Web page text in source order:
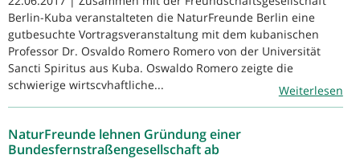
Berlin-Kuba veranstalteten die NaturFreunde Berlin eine
gutbesuchte Vortragsveranstaltung mit dem kubanischen
Professor Dr. Osvaldo Romero Romero von der Universität
Sancti Spiritus aus Kuba. Oswaldo Romero zeigte die
schwierige wirtscvhaftliche...
Weiterlesen
NaturFreunde lehnen Gründung einer
Bundesfernstraßengesellschaft ab